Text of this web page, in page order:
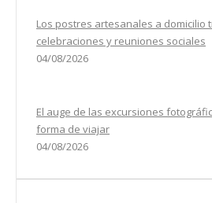
Los postres artesanales a domicilio
celebraciones y reuniones sociales
04/08/2026
El auge de las excursiones
forma de viajar
04/08/2026